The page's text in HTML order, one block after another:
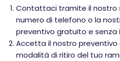
Contattaci tramite il nostro
numero di telefono o la
preventivo gratuito e senza
Accetta il nostro preventivo
modalità di ritiro del tuo